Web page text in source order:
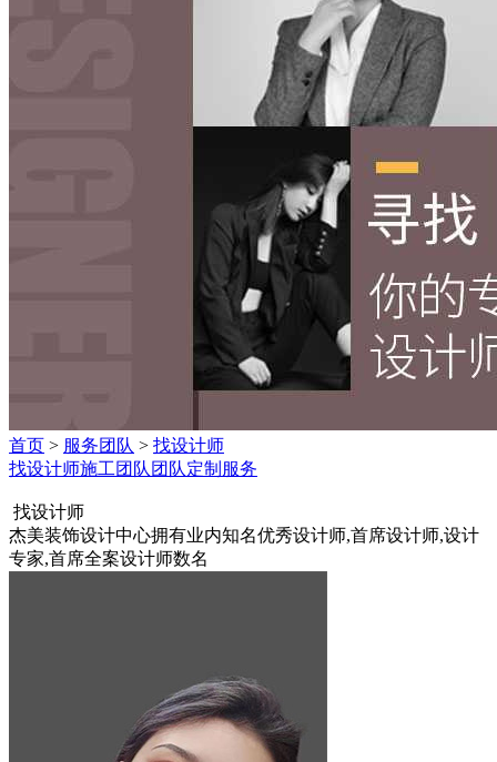
首页 > 服务团队 > 找设计师
找设计师施工团队 团队定制服务
找设计师
杰美装饰设计中心拥有业内知名优秀设计师,首席设计师,设计
专家,首席全案设计师数名